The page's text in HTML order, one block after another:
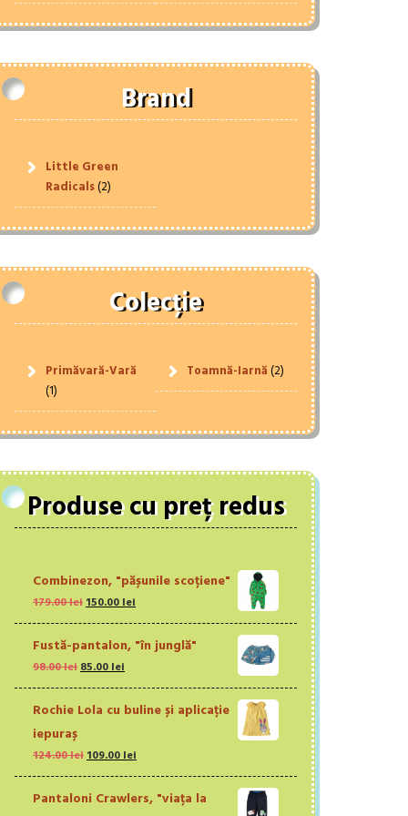
Brand
Little Green
Radicals(2)
Colecție
Primăvară-Vară
(1)
Toamnă-Iarnă(2)
Produse cu preț redus
Combinezon, "pășunile scoțiene"
179.00leiPrețul
inițial
a
fost:
179.00 lei.
150.00leiPrețul
curent
este:
150.00 lei.
Fustă-pantalon, "în junglă"
98.00leiPrețul
inițial
a
fost:
85.00leiPrețul
curent
este:
85.00 lei.
Rochie Lola cu buline și aplicație
iepuraș
124.00leiPrețul
inițial
a
fost:
109.00leiPrețul
curent
este:
109.00 lei.
Pantaloni Crawlers, "viața la